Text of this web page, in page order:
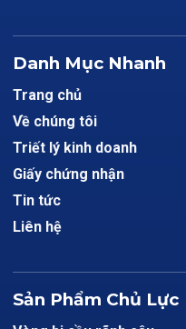
Danh Mục Nhanh
Trang chủ
Về chúng tôi
Triết lý kinh doanh
Giấy chứng nhận
Tin tức
Liên hệ
Sản Phẩm Chủ Lực